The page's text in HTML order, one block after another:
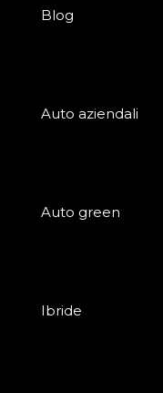
Blog
Auto aziendali
Auto green
Ibride